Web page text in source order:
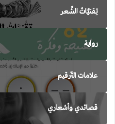
تِقنيَّاتُ الشِّعر
رواية
علامات التّرقيم
قصائدي وأشعاري